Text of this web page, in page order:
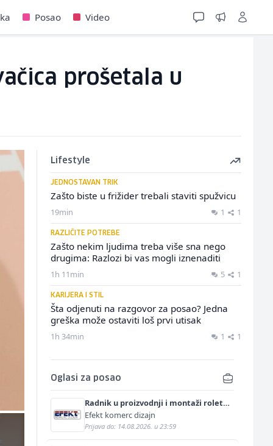
Posao Video
prošetala u
Lifestyle
JEDNOSTAVAN TRIK
Zašto biste u frižider trebali staviti spužvicu
19min 1 1
RAZLIČITE POTREBE
Zašto nekim ljudima treba više sna nego
drugima: Razlozi bi vas mogli iznenaditi
1h 11min 5 1
KARIJERA I STIL
Šta odjenuti na razgovor za posao? Jedna
greška može ostaviti loš prvi utisak
1h 34min 1 1
Oglasi za posao
Radnik u proizvodnji i montaži roletni
(m)
Efekt komerc dizajn
Prijava do: 14.08.2026. u 23:59